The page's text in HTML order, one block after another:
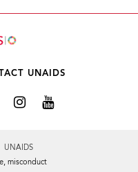
UNAIDS
misconduct